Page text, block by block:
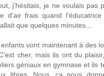
j'hésitais, je ne voulais pas
d'air frais quand
que quelques minutes...
vont maintenant à des
cher, mais ils ont du
géniaux en gymnase et ils